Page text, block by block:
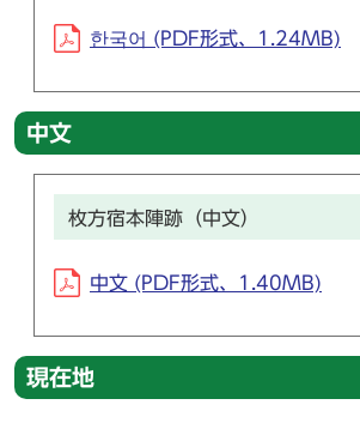
한국어 (PDF形式、1.24MB)
中文
枚方宿本陣跡（中文）
中文 (PDF形式、1.40MB)
現在地